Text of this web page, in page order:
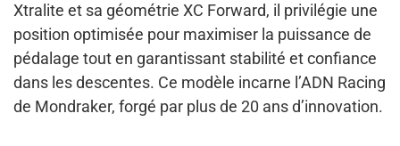
Xtralite et sa géométrie XC Forward, il privilégie une
position optimisée pour maximiser la puissance de
pédalage tout en garantissant stabilité et confiance
dans les descentes. Ce modèle incarne l’ADN Racing
de Mondraker, forgé par plus de 20 ans d’innovation.